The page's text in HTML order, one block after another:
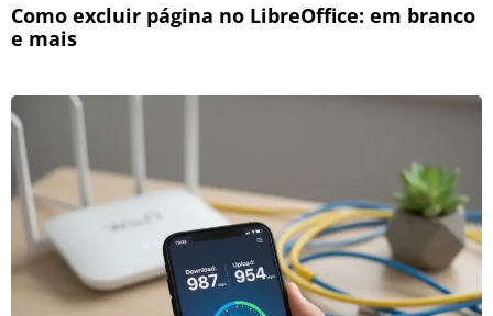
Como excluir página no LibreOffice: em branco
e mais